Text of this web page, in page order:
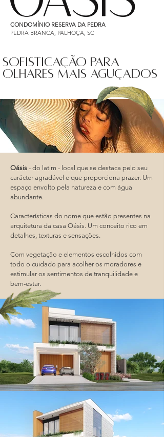
CONDOMÍNIO RESERVA DA PEDRA
PEDRA BRANCA, PALHOÇA, SC
SOFISTICAÇÃO PARA
OLHARES MAIS AGUÇADOS
Oásis - do latim - local que se destaca pelo seu
carácter agradável e que proporciona prazer. Um
espaço envolto pela natureza e com água
abundante.
Características do nome que estão presentes na
arquitetura da casa Oásis. Um conceito rico em
detalhes, texturas e sensações.
Com vegetação e elementos escolhidos com
todo o cuidado para acolher os moradores e
estimular os sentimentos de tranquilidade e
bem-estar.